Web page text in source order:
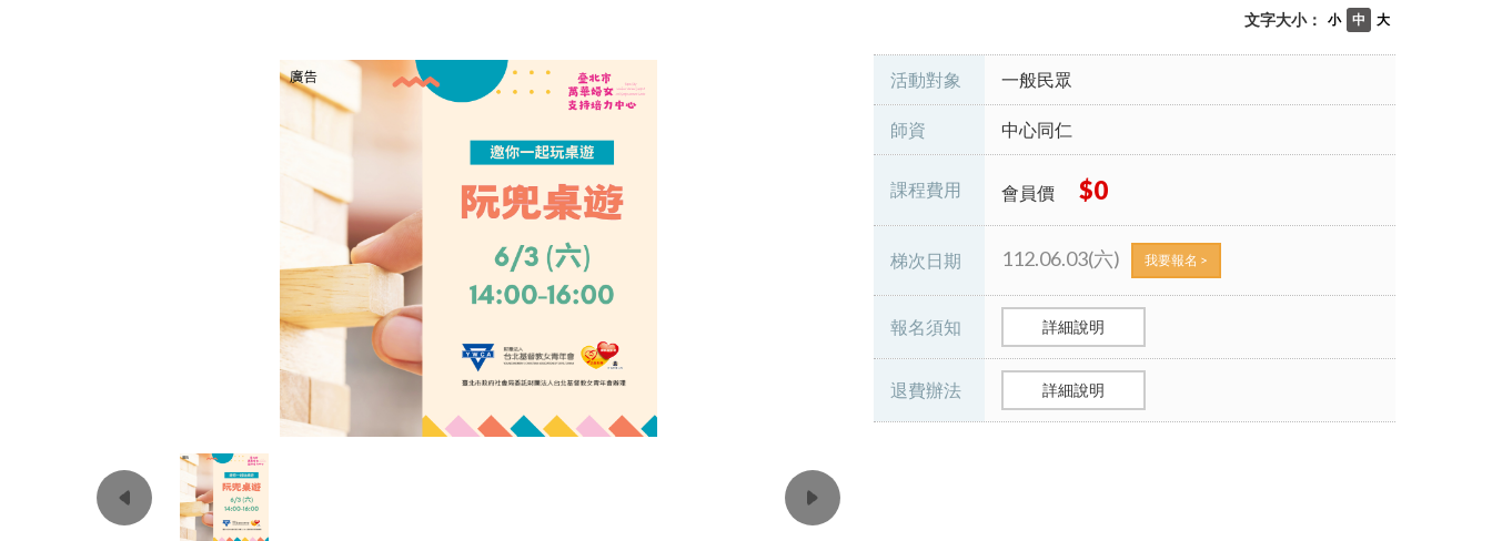
大
中
小
文字大小：
活動對象 一般民眾
師資 中心同仁
課程費用 會員價 $0
梯次日期 112.06.03(六) 我要報名 >
報名須知 詳細說明
退費辦法 詳細說明